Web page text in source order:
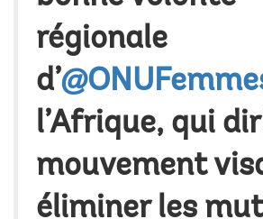
régionale
d’
l’Afrique, qui
mouvement
éliminer les